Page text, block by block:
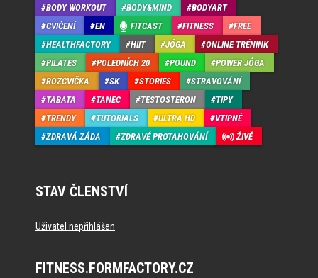
BODY WORKOUT
BODY&MIND
BODYART
CVIČENÍ
EN FITCAST FITNESS
FREE
HEALTHFACTORY
HIIT JÓGA
ONLINE TRÉNINK
PILATES
POLEDNÍCH 20 POUND
POWER JÓGA
ROZCVIČKA
SK STORIES
STRAVOVÁNÍ
TABATA
TANEC TESTOSTERON
TIPY
TRENDY
TUTORIALS ULTRA HD
VTIPNÉ
ZDRAVÁ ZÁDA
ZDRAVÉ PROTAHOVÁNÍ ŽIVĚ
STAV ČLENSTVÍ
Uživatel nepřihlášen
FITNESS.FORMFACTORY.CZ